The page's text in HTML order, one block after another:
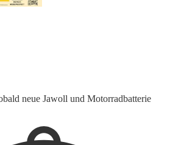
neue Jawoll und Motorradbatterie